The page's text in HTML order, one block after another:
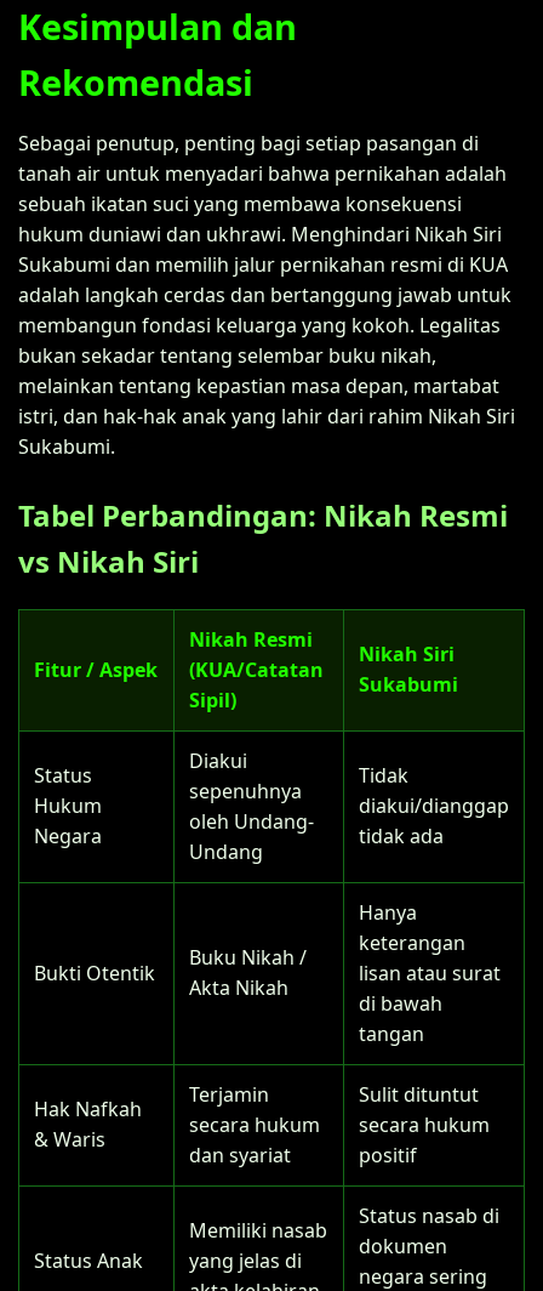
Kesimpulan dan
Rekomendasi
Sebagai penutup, penting bagi setiap pasangan di
tanah air untuk menyadari bahwa pernikahan adalah
sebuah ikatan suci yang membawa konsekuensi
hukum duniawi dan ukhrawi. Menghindari Nikah Siri
Sukabumi dan memilih jalur pernikahan resmi di KUA
adalah langkah cerdas dan bertanggung jawab untuk
membangun fondasi keluarga yang kokoh. Legalitas
bukan sekadar tentang selembar buku nikah,
melainkan tentang kepastian masa depan, martabat
istri, dan hak-hak anak yang lahir dari rahim Nikah Siri
Sukabumi.
Tabel Perbandingan: Nikah Resmi
vs Nikah Siri
Fitur / Aspek
Nikah Resmi
(KUA/Catatan
Sipil)
Nikah Siri
Sukabumi
Status
Hukum
Negara
Diakui
sepenuhnya
oleh Undang-
Undang
Tidak
diakui/dianggap
tidak ada
Bukti Otentik
Buku Nikah /
Akta Nikah
Hanya
keterangan
lisan atau surat
di bawah
tangan
Hak Nafkah
& Waris
Terjamin
secara hukum
dan syariat
Sulit dituntut
secara hukum
positif
Status Anak
Memiliki nasab
yang jelas di
Status nasab di
dokumen
negara sering